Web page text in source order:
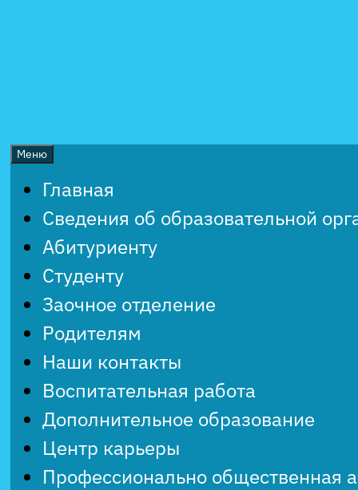
Меню
Главная
Сведения об образовательной
Абитуриенту
Студенту
Заочное отделение
Родителям
Наши контакты
Воспитательная работа
Дополнительное образование
Центр карьеры
Профессионально общественная